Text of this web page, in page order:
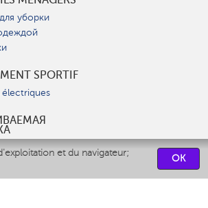
et du navigateur;
OK
уборки
SPORTIF
шкафы